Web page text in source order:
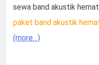
sewa band akustik hemat
paket band akustik
(more…)